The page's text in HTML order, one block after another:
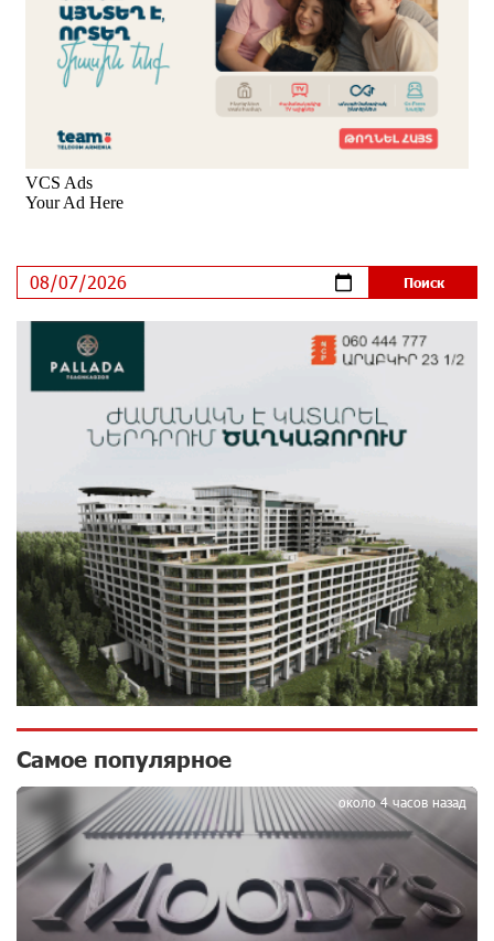
7 дней назад
Платформа Rate.Trading на Seaside Startup Summit:
IDBank представил инновационное решение
Состоялось открытие Khachaturian Rooftop при
поддержке IDBank
Пашинян ты упустил свой шанс уйти спокойно.
Аршак Карапетян
9 дней назад
Обновленный Центр продаж и обслуживания Ucom
открылся по адресу ул. Шаумяна, 24/2 в Арарате
Никогда Нагорный Карабах не был в составе
независимого Азербайджана. Аршак Карапетян
10 дней назад
Бывший премьер-министр Словакии обратился к
президенту страны с просьбой содействовать
освобождению армянских заключенных,
осужденных в Азербайджане
Против кого вооружается Азербайджан? Аршак
Карапетян
14 дней назад
При поддержке Ucom в спортивной школе Вайка
установлена солнечная электростанция мощностью
Самое популярное
около 4 часов назад
1